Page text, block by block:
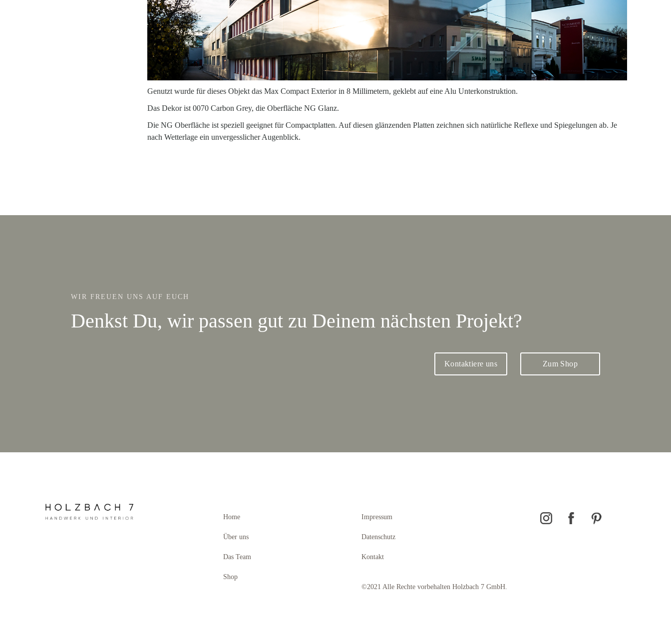
Genutzt wurde für dieses Objekt das Max Compact Exterior in 8 Millimetern, geklebt auf eine Alu Unterkonstruktion.
Das Dekor ist 0070 Carbon Grey, die Oberfläche NG Glanz.
Die NG Oberfläche ist speziell geeignet für Compactplatten. Auf diesen glänzenden Platten zeichnen sich natürliche Reflexe und Spiegelungen ab. Je
nach Wetterlage ein unvergesslicher Augenblick.
WIR FREUEN UNS AUF EUCH
Denkst Du, wir passen gut zu Deinem nächsten Projekt?
Kontaktiere uns Zum Shop
Home
Über uns
Das Team
Shop
Impressum
Datenschutz
Kontakt
©2021 Alle Rechte vorbehalten Holzbach 7 GmbH.